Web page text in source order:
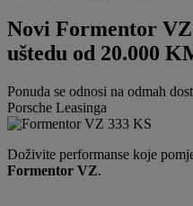
Novi Formentor VZ
uštedu od 20.000
Ponuda se odnosi na odmah
Porsche Leasinga
Doživite performanse koje
Formentor VZ.